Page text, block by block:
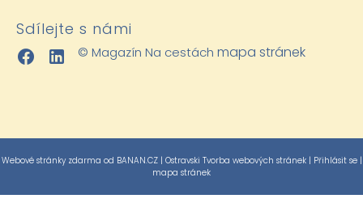
Sdílejte s námi
© Magazín Na cestách mapa stránek
Webové stránky zdarma od BANAN.CZ| Ostravski Tvorba webových stránek | Přihlásit se |
mapa stránek